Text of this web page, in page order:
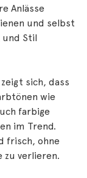
Anlässe
und selbst
Stil
sich, dass
wie
farbige
im Trend.
frisch, ohne
zu verlieren.